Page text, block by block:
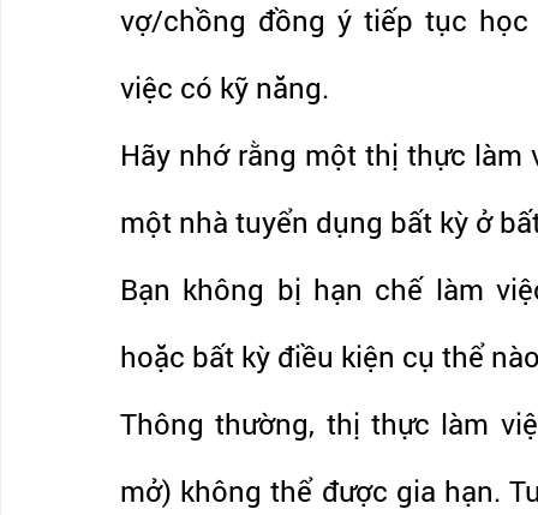
vợ/chồng đồng ý tiếp tục
việc có kỹ năng.
Hãy nhớ rằng một thị thực
một nhà tuyển dụng bất kỳ ở
Bạn không bị hạn chế làm
hoặc bất kỳ điều kiện cụ thể
Thông thường, thị thực làm
mở) không thể được gia hạn.